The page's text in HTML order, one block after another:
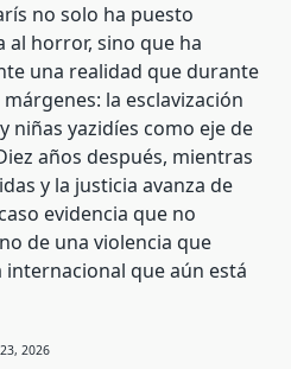
no solo ha puesto
horror, sino que ha
una realidad que durante
la esclavización
niñas yazidíes como eje de
años después, mientras
y la justicia avanza de
evidencia que no
de una violencia que
que aún está
2026